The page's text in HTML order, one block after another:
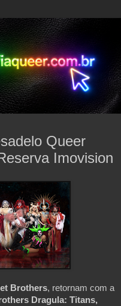
Queer
Imovision
Brothers, retornam com a
Dragula: Titans,